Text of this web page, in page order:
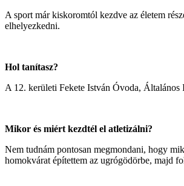
A sport már kiskoromtól kezdve az életem
elhelyezkedni.
Hol tanítasz?
A 12. kerületi Fekete István Óvoda, Általános
Mikor és miért kezdtél el atletizálni?
Nem tudnám pontosan megmondani, hogy
homokvárat építettem az ugrógödörbe, majd